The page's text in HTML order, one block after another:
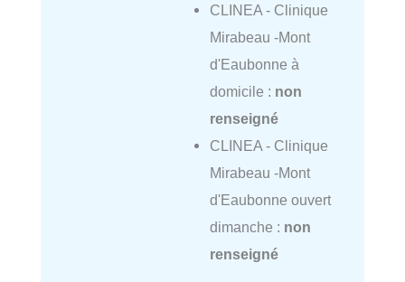
CLINEA - Clinique
Mirabeau -Mont
d'Eaubonne à
domicile : non
renseigné
CLINEA - Clinique
Mirabeau -Mont
d'Eaubonne ouvert
dimanche : non
renseigné